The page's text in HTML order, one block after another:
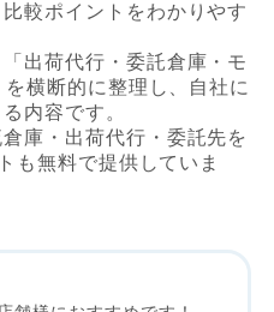
較ポイントをわかりやす
出荷代行・委託倉庫・モ
横断的に整理し、自社に
内容です。
庫・出荷代行・委託先を
も無料で提供していま